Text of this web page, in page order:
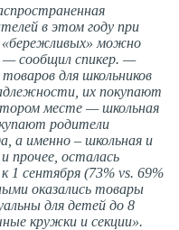
в этом году при
«бережливых» можно
сообщил спикер. —
для школьников
их покупают
месте — школьная
родители
а именно – школьная и
прочее, осталась
1 сентября (73% vs. 69%
оказались товары
для детей до 8
кружки и секции».